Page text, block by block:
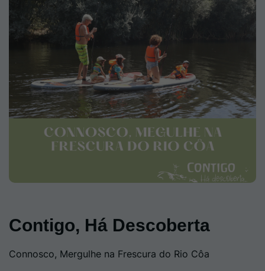
Contigo, Há Descoberta
Connosco, Mergulhe na Frescura do Rio Côa